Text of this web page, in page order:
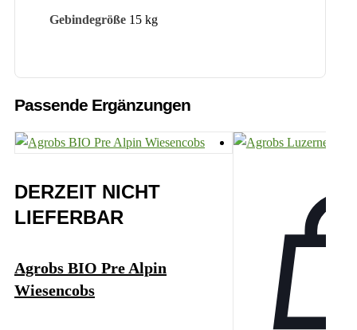
Gebindegröße 15 kg
Passende Ergänzungen
DERZEIT NICHT
LIEFERBAR
Agrobs BIO Pre Alpin
Wiesencobs